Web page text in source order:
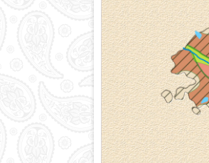
Азербайджанский
язык
Религия в
Азербайджане
Национальная
валюта
Столица
Коды и индексы
Кровавая память